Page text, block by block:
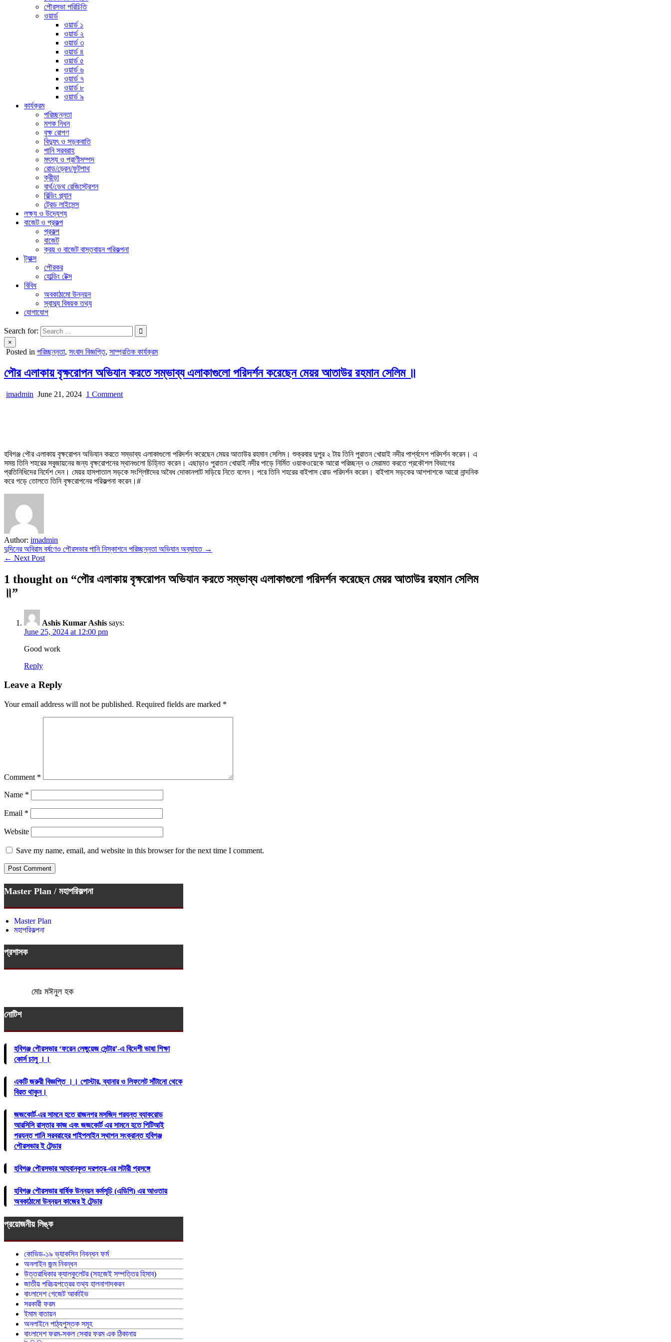
পৌরসভা পরিচিতি
ওয়ার্ড
ওয়ার্ড ১
ওয়ার্ড ২
ওয়ার্ড ৩
ওয়ার্ড ৪
ওয়ার্ড ৫
ওয়ার্ড ৬
ওয়ার্ড ৭
ওয়ার্ড ৮
ওয়ার্ড ৯
কার্যক্রম
পরিচ্ছন্নতা
মশক নিধন
বৃক্ষ রোপণ
বিদ্যুৎ ও সড়কবাতি
পানি সরবরাহ
মৎস্য ও প্রাণীসম্পদ
রোড/ড্রেন/ফুটপাথ
ক্রীড়া
বার্থ/ডেথ রেজিস্ট্রেশন
বিল্ডিং প্ল্যান
ট্রেড লাইসেন্স
লক্ষ্য ও উদ্যেশ্য
বাজেট ও প্রকল্প
প্রকল্প
বাজেট
ক্রয় ও বাজেট বাস্তবায়ন পরিকল্পনা
ট্যাক্স
পৌরকর
হোল্ডিং টেক্স
বিবিধ
অবকাঠামো উন্নয়ন
স্বাস্ব্য বিষয়ক তথ্য
যোগাযোগ
Search for:
×
Posted in পরিচ্ছন্নতা, সংবাদ বিজ্ঞপ্তি, সাম্প্রতিক কার্যক্রম
পৌর এলাকায় বৃক্ষরোপন অভিযান করতে সম্ভাব্য এলাকাগুলো পরিদর্শন করেছেন মেয়র আতাউর রহমান সেলিম ॥
imadmin June 21, 2024 1 Commenton
এলাকাগুলো
পরিদর্শন
করেছেন
মেয়র
হবিগঞ্জ পৌর এলাকায় বৃক্ষরোপন অভিযান করতে সম্ভাব্য এলাকাগুলো পরিদর্শন করেছেন মেয়র আতাউর রহমান সেলিম। শুক্রবার দুপুর ২ টায় তিনি পুরাতন খোয়াই নদীর পার্শ্বদেশ পরিদর্শন করেন। এ
সময় তিনি শহরের সবুজায়নের জন্য বৃক্ষরোপনের স্থানগুলো চিহ্নিত করেন। এছাড়াও পুরাতন খোয়াই নদীর পাড়ে নির্মিত ওয়াকওয়েকে আরো পরিচ্ছন্ন ও মেরামত করতে প্রকৌশল বিভাগের
প্রতিনিধিদের নির্দেশ দেন। মেয়র হাসপাতাল সড়কে সংশ্লিষ্টদের অবৈধ দোকানপাট সড়িয়ে নিতে বলেন। পরে তিনি শহরের বাইপাস রোড পরিদর্শন করেন। বাইপাস সড়কের আশপাশকে আরো নান্দনিক
করে গড়ে তোলতে তিনি বৃক্ষরোপনের পরিকল্পনা করেন।#
Author: imadmin
Post
navigation
দুদিনের অবিরাম বর্ষণেও পৌরসভার পানি নিস্কাশনে পরিচ্ছন্নতা অভিযান অব্যাহত →
← Next Post
1 thought on “পৌর এলাকায় বৃক্ষরোপন অভিযান করতে সম্ভাব্য এলাকাগুলো পরিদর্শন করেছেন মেয়র আতাউর রহমান সেলিম
॥”
Ashis Kumar Ashis says:
June 25, 2024 at 12:00 pm
Good work
Reply
Leave a Reply
Your email address will not be published. Required fields are marked *
Comment *
Name *
Email *
Website
Save my name, email, and website in this browser for the next time I comment.
Master Plan / মহাপরিকল্পনা
Master Plan
মহাপরিকল্পনা
প্রশাসক
মোঃ মঈনুল হক
নোটিশ
হবিগঞ্জ পৌরসভার ‘ফরেন লেঙ্গুয়েজ সেন্টার’-এ বিদেশী ভাষা শিক্ষা
কোর্স চালু ।।
একটি জরুরী বিজ্ঞপ্তি ।। পোস্টার, ব্যানার ও লিফলেট সাঁটানো থেকে
বিরত থাকুন।
জজকোর্ট-এর সামনে হতে রাজনগর মসজিদ পরযন্ত ব্যাকরোড
আরসিসি রাস্তার কাজ এবং জজকোর্ট এর সামনে হতে পিটিআই
পরযন্ত পানি সরবরাহের পাইপলাইন স্থাপন সংক্রান্ত হবিগঞ্জ
পৌরসভার ই টেন্ডার
হবিগঞ্জ পৌরসভার আহবানকৃত দরপত্র-এর লটারী প্রসঙ্গে
হবিগঞ্জ পৌরসভার বার্ষিক উন্নয়ন কর্মসূচি (এডিপি) এর আওতায়
অবকাঠামো উন্নয়ন কাজের ই টেন্ডার
প্রয়োজনীয় লিঙ্ক
কোভিড-১৯ ভ্যাকসিন নিবন্ধন ফর্ম
অনলাইন জন্ম নিবন্ধন
উত্তরাধিকার ক্যালকুলেটর (সহজেই সম্পত্তির হিসাব)
জাতীয় পরিচয়পত্রের তথ্য হালনাগাদকরন
বাংলাদেশ গেজেট আর্কাইভ
সরকারী ফরম
ইমাম বাতায়ন
অনলাইনে পাঠ্যপুস্তক সমূহ
বাংলাদেশ ফরম-সকল সেবার ফরম এক ঠিকানায়